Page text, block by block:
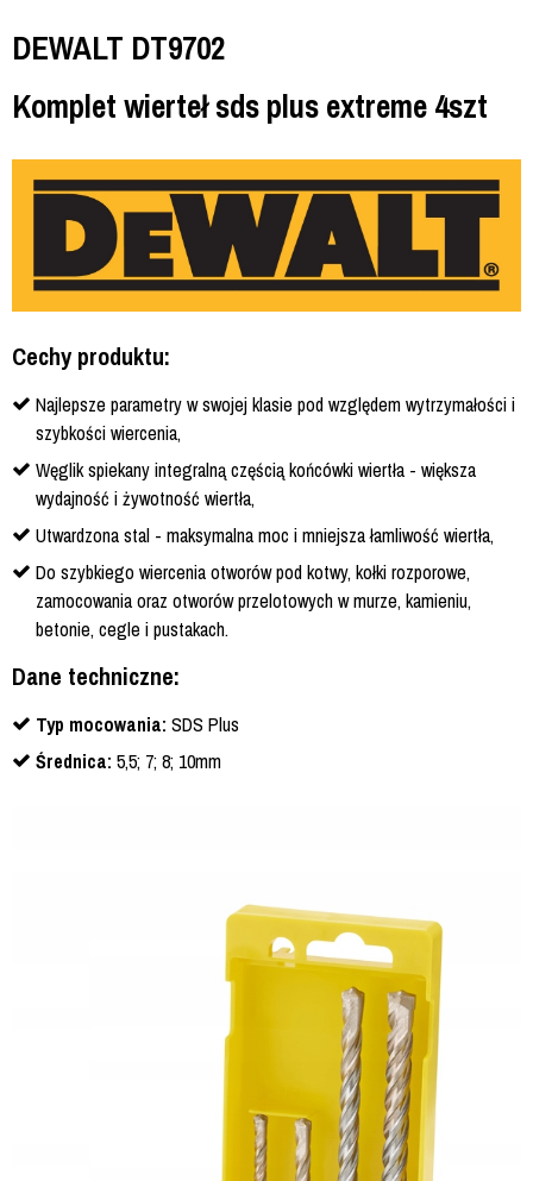
DEWALT DT9702
Komplet wierteł sds plus extreme 4szt
Cechy produktu:
Najlepsze parametry w swojej klasie pod względem wytrzymałości i
szybkości wiercenia,
Węglik spiekany integralną częścią końcówki wiertła - większa
wydajność i żywotność wiertła,
Utwardzona stal - maksymalna moc i mniejsza łamliwość wiertła,
Do szybkiego wiercenia otworów pod kotwy, kołki rozporowe,
zamocowania oraz otworów przelotowych w murze, kamieniu,
betonie, cegle i pustakach.
Dane techniczne:
Typ mocowania: SDS Plus
Średnica: 5,5; 7; 8; 10mm